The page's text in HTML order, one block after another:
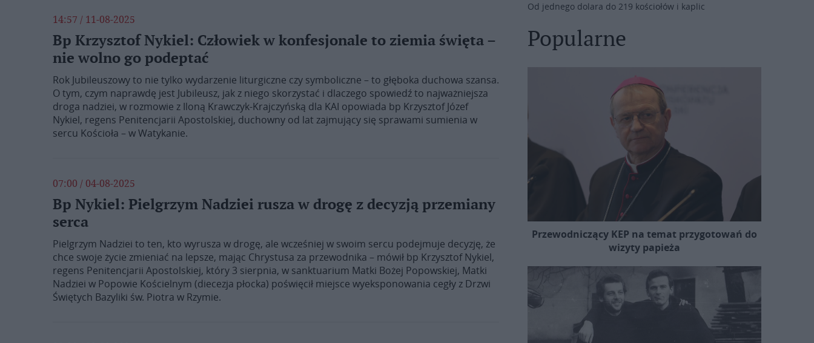
14:57 / 11-08-2025
Bp Krzysztof Nykiel: Człowiek w konfesjonale to ziemia święta –
nie wolno go podeptać
Rok Jubileuszowy to nie tylko wydarzenie liturgiczne czy symboliczne – to głęboka duchowa szansa.
O tym, czym naprawdę jest Jubileusz, jak z niego skorzystać i dlaczego spowiedź to najważniejsza
droga nadziei, w rozmowie z Iloną Krawczyk-Krajczyńską dla KAI opowiada bp Krzysztof Józef
Nykiel, regens Penitencjarii Apostolskiej, duchowny od lat zajmujący się sprawami sumienia w
sercu Kościoła – w Watykanie.
07:00 / 04-08-2025
Bp Nykiel: Pielgrzym Nadziei rusza w drogę z decyzją przemiany
serca
Pielgrzym Nadziei to ten, kto wyrusza w drogę, ale wcześniej w swoim sercu podejmuje decyzję, że
chce swoje życie zmieniać na lepsze, mając Chrystusa za przewodnika – mówił bp Krzysztof Nykiel,
regens Penitencjarii Apostolskiej, który 3 sierpnia, w sanktuarium Matki Bożej Popowskiej, Matki
Nadziei w Popowie Kościelnym (diecezja płocka) poświęcił miejsce wyeksponowania cegły z Drzwi
Świętych Bazyliki św. Piotra w Rzymie.
Od jednego dolara do 219 kościołów i kaplic
Popularne
Przewodniczący KEP na temat przygotowań do
wizyty papieża